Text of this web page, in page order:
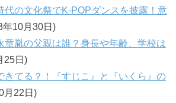
代の文化祭でK-POPダンスを披露！意
年10月30日)
章胤の父親は誰？身長や年齢、学校は
25日)
きてる？！『すじこ』と『いくら』の
月22日)